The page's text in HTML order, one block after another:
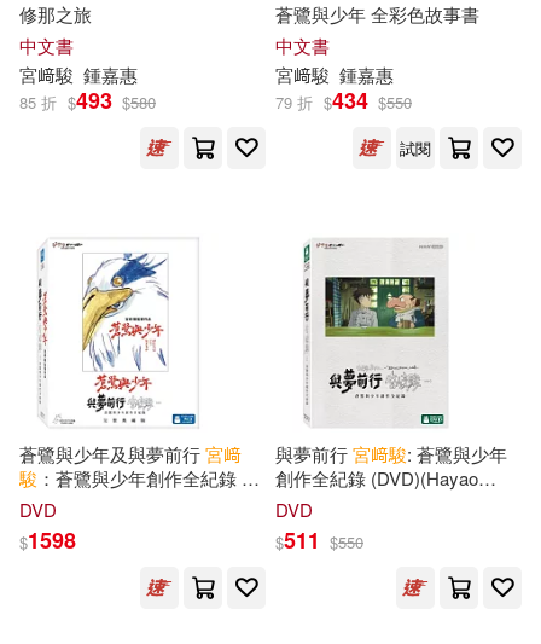
可超商取貨(11)
可海外宅配(12)
可新加坡店取(8)
可菲律賓店取(8)
其他
作者/演唱/譯/編/繪(8)
修那之旅
中文書
宮﨑駿 鍾嘉惠
85 折 $493 $580
蒼鷺與少年 全彩色故事書
中文書
宮﨑駿 鍾嘉惠
79 折 $434 $550
試閱
蒼鷺與少年及與夢前行宮﨑
駿 ：蒼鷺與少年創作全紀錄 完
整典藏版 (藍光2BD)(The Boy
Miyazaki and the Heron
DVD
$1598
與夢前行宮﨑駿: 蒼鷺與少年
創作全紀錄 (DVD)(Hayao
Miyazaki and the Heron)
DVD
$511 $550